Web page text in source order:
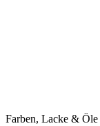
Farben, Lacke & Öle